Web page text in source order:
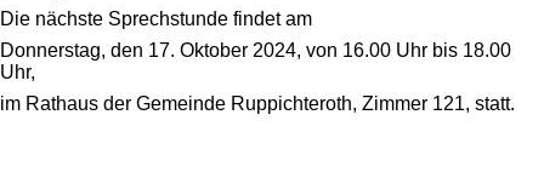
Die nächste Sprechstunde findet am
Donnerstag, den 17. Oktober 2024, von 16.00 Uhr bis 18.00
Uhr,
im Rathaus der Gemeinde Ruppichteroth, Zimmer 121, statt.